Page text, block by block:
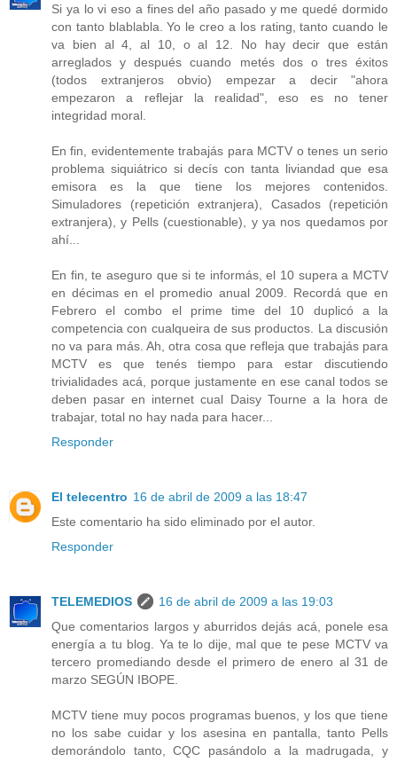
Si ya lo vi eso a fines del año pasado y me quedé dormido
con tanto blablabla. Yo le creo a los rating, tanto cuando le
va bien al 4, al 10, o al 12. No hay decir que están
arreglados y después cuando metés dos o tres éxitos
(todos extranjeros obvio) empezar a decir "ahora
empezaron a reflejar la realidad", eso es no tener
integridad moral.
En fin, evidentemente trabajás para MCTV o tenes un serio
problema siquiátrico si decís con tanta liviandad que esa
emisora es la que tiene los mejores contenidos.
Simuladores (repetición extranjera), Casados (repetición
extranjera), y Pells (cuestionable), y ya nos quedamos por
ahí...
En fin, te aseguro que si te informás, el 10 supera a MCTV
en décimas en el promedio anual 2009. Recordá que en
Febrero el combo el prime time del 10 duplicó a la
competencia con cualqueira de sus productos. La discusión
no va para más. Ah, otra cosa que refleja que trabajás para
MCTV es que tenés tiempo para estar discutiendo
trivialidades acá, porque justamente en ese canal todos se
deben pasar en internet cual Daisy Tourne a la hora de
trabajar, total no hay nada para hacer...
Responder
El telecentro 16 de abril de 2009 a las 18:47
Este comentario ha sido eliminado por el autor.
Responder
TELEMEDIOS
16 de abril de 2009 a las 19:03
Que comentarios largos y aburridos dejás acá, ponele esa
energía a tu blog. Ya te lo dije, mal que te pese MCTV va
tercero promediando desde el primero de enero al 31 de
marzo SEGÚN IBOPE.
MCTV tiene muy pocos programas buenos, y los que tiene
no los sabe cuidar y los asesina en pantalla, tanto Pells
demorándolo tanto, CQC pasándolo a la madrugada, y